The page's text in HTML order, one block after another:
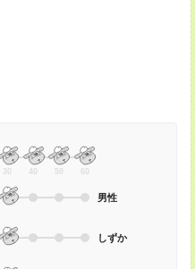
30 40 50 60
男性
しずか